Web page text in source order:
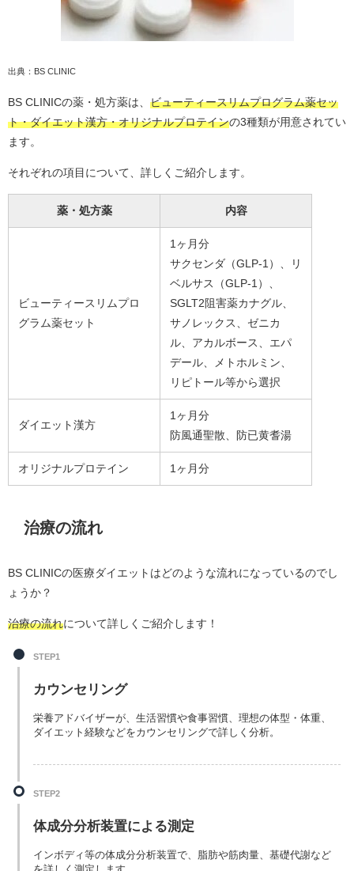
出典：BS CLINIC
BS CLINICの薬・処方薬は、 ビューティースリムプログラム薬セッ
ト・ダイエット漢方・オリジナルプロテインの3種類が用意されてい
ます。
それぞれの項目について、詳しくご紹介します。
薬・処方薬 内容
ビューティースリムプロ
グラム薬セット
1ヶ月分
サクセンダ（GLP-1）、リ
ベルサス（GLP-1）、
SGLT2阻害薬カナグル、
サノレックス、ゼニカ
ル、アカルボース、エパ
デール、メトホルミン、
リピトール等から選択
ダイエット漢方
1ヶ月分
防風通聖散、防已黄耆湯
オリジナルプロテイン 1ヶ月分
治療の流れ
BS CLINICの医療ダイエットはどのような流れになっているのでし
ょうか？
治療の流れについて詳しくご紹介します！
STEP1
カウンセリング
栄養アドバイザーが、生活習慣や食事習慣、理想の体型・体重、
ダイエット経験などをカウンセリングで詳しく分析。
STEP2
体成分分析装置による測定
インボディ等の体成分分析装置で、脂肪や筋肉量、基礎代謝など